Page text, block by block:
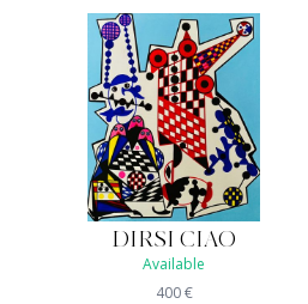
DIRSI CIAO
Available
400€